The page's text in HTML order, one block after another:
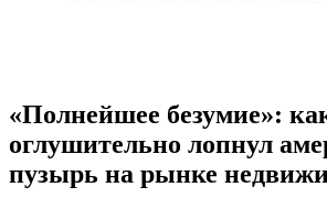
«Полнейшее безумие»:
оглушительно лопнул
пузырь на рынке